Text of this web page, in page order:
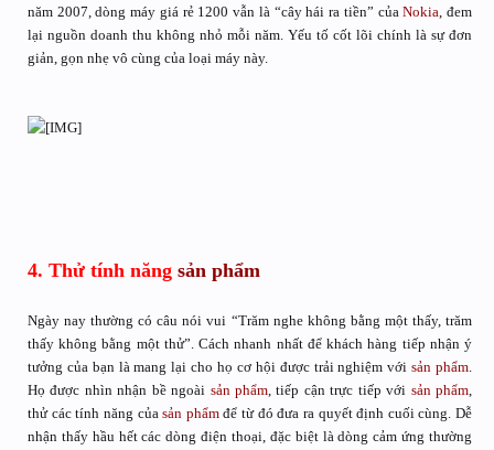
năm 2007, dòng máy giá rẻ 1200 vẫn là “cây hái ra tiền” củaNokia, đem
lại nguồn doanh thu không nhỏ mỗi năm. Yếu tố cốt lõi chính là sự đơn
giản, gọn nhẹ vô cùng của loại máy này.
4. Thử tính năng sản phẩm
Ngày nay thường có câu nói vui “Trăm nghe không bằng một thấy, trăm
thấy không bằng một thử”. Cách nhanh nhất để khách hàng tiếp nhận ý
tưởng của bạn là mang lại cho họ cơ hội được trải nghiệm vớisản phẩm.
Họ được nhìn nhận bề ngoài sản phẩm, tiếp cận trực tiếp với sản phẩm,
thử các tính năng củasản phẩmđể từ đó đưa ra quyết định cuối cùng. Dễ
nhận thấy hầu hết các dòng điện thoại, đặc biệt là dòng cảm ứng thường